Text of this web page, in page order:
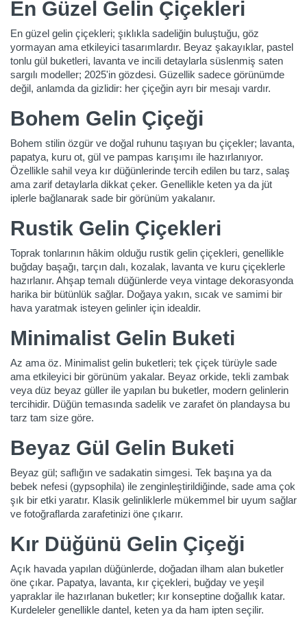
En Güzel Gelin Çiçekleri
En güzel gelin çiçekleri; şıklıkla sadeliğin buluştuğu, göz
yormayan ama etkileyici tasarımlardır. Beyaz şakayıklar, pastel
tonlu gül buketleri, lavanta ve incili detaylarla süslenmiş saten
sargılı modeller; 2025'in gözdesi. Güzellik sadece görünümde
değil, anlamda da gizlidir: her çiçeğin ayrı bir mesajı vardır.
Bohem Gelin Çiçeği
Bohem stilin özgür ve doğal ruhunu taşıyan bu çiçekler; lavanta,
papatya, kuru ot, gül ve pampas karışımı ile hazırlanıyor.
Özellikle sahil veya kır düğünlerinde tercih edilen bu tarz, salaş
ama zarif detaylarla dikkat çeker. Genellikle keten ya da jüt
iplerle bağlanarak sade bir görünüm yakalanır.
Rustik Gelin Çiçekleri
Toprak tonlarının hâkim olduğu rustik gelin çiçekleri, genellikle
buğday başağı, tarçın dalı, kozalak, lavanta ve kuru çiçeklerle
hazırlanır. Ahşap temalı düğünlerde veya vintage dekorasyonda
harika bir bütünlük sağlar. Doğaya yakın, sıcak ve samimi bir
hava yaratmak isteyen gelinler için idealdir.
Minimalist Gelin Buketi
Az ama öz. Minimalist gelin buketleri; tek çiçek türüyle sade
ama etkileyici bir görünüm yakalar. Beyaz orkide, tekli zambak
veya düz beyaz güller ile yapılan bu buketler, modern gelinlerin
tercihidir. Düğün temasında sadelik ve zarafet ön plandaysa bu
tarz tam size göre.
Beyaz Gül Gelin Buketi
Beyaz gül; saflığın ve sadakatin simgesi. Tek başına ya da
bebek nefesi (gypsophila) ile zenginleştirildiğinde, sade ama çok
şık bir etki yaratır. Klasik gelinliklerle mükemmel bir uyum sağlar
ve fotoğraflarda zarafetinizi öne çıkarır.
Kır Düğünü Gelin Çiçeği
Açık havada yapılan düğünlerde, doğadan ilham alan buketler
öne çıkar. Papatya, lavanta, kır çiçekleri, buğday ve yeşil
yapraklar ile hazırlanan buketler; kır konseptine doğallık katar.
Kurdeleler genellikle dantel, keten ya da ham ipten seçilir.